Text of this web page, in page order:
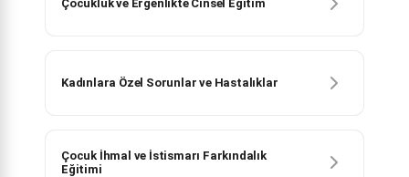
Çocukluk ve Ergenlikte Cinsel Eğitim
Kadınlara Özel Sorunlar ve Hastalıklar
Çocuk İhmal ve İstismarı Farkındalık
Eğitimi